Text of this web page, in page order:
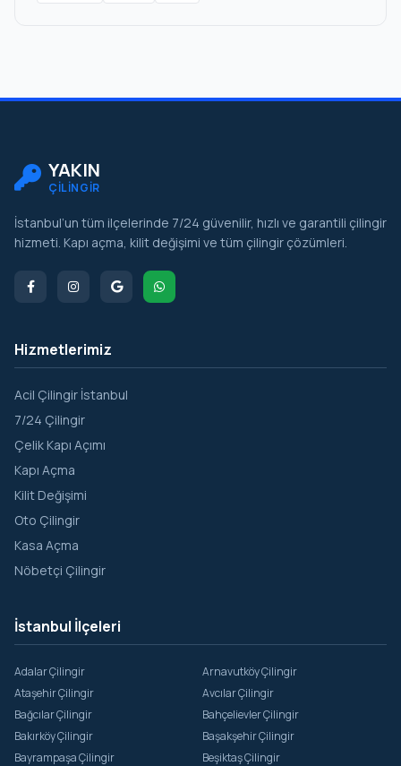
YAKIN
ÇİLİNGİR
İstanbul’un tüm ilçelerinde 7/24 güvenilir, hızlı ve garantili çilingir
hizmeti. Kapı açma, kilit değişimi ve tüm çilingir çözümleri.
Hizmetlerimiz
Acil Çilingir İstanbul
7/24 Çilingir
Çelik Kapı Açımı
Kapı Açma
Kilit Değişimi
Oto Çilingir
Kasa Açma
Nöbetçi Çilingir
İstanbul İlçeleri
Adalar Çilingir
Arnavutköy Çilingir
Ataşehir Çilingir
Avcılar Çilingir
Bağcılar Çilingir
Bahçelievler Çilingir
Bakırköy Çilingir
Başakşehir Çilingir
Bayrampaşa Çilingir
Beşiktaş Çilingir